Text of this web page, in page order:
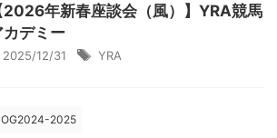
2026年新春座談会（風）】YRA競馬
カデミー
2025/12/31 YRA
2025